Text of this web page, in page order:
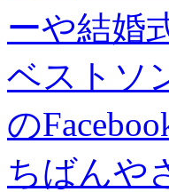
ーや結婚
ベストソ
の
ちばんや